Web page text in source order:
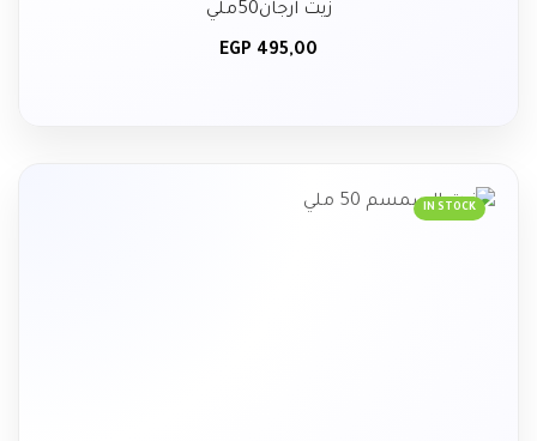
زيت ارجان50ملي
EGP 495,00
IN STOCK